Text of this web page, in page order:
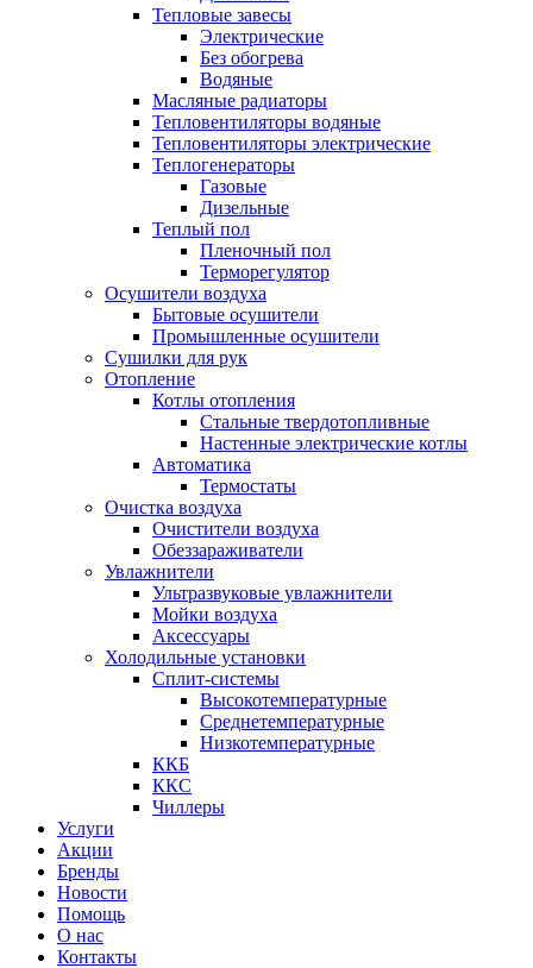
Тепловые завесы
Электрические
Без обогрева
Водяные
Масляные радиаторы
Тепловентиляторы водяные
Тепловентиляторы электрические
Теплогенераторы
Газовые
Дизельные
Теплый пол
Пленочный пол
Терморегулятор
Осушители воздуха
Бытовые осушители
Промышленные осушители
Сушилки для рук
Отопление
Котлы отопления
Стальные твердотопливные
Настенные электрические котлы
Автоматика
Термостаты
Очистка воздуха
Очистители воздуха
Обеззараживатели
Увлажнители
Ультразвуковые увлажнители
Мойки воздуха
Аксессуары
Холодильные установки
Сплит-системы
Высокотемпературные
Среднетемпературные
Низкотемпературные
ККБ
ККС
Чиллеры
Услуги
Акции
Бренды
Новости
Помощь
О нас
Контакты